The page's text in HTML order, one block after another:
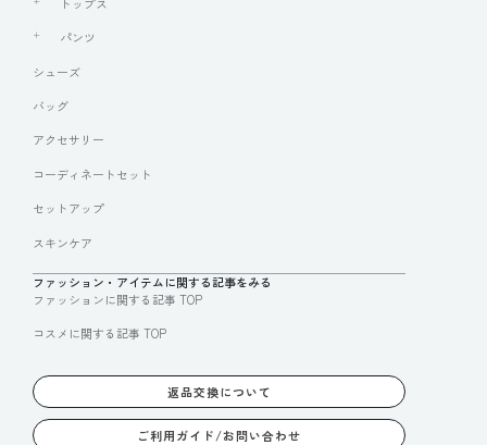
パンツ
シューズ
バッグ
アクセサリー
コーディネートセット
セットアップ
スキンケア
ファッション・アイテムに関する記事をみる
ファッションに関する記事 TOP
コスメに関する記事 TOP
返品交換について
ご利用ガイド/お問い合わせ